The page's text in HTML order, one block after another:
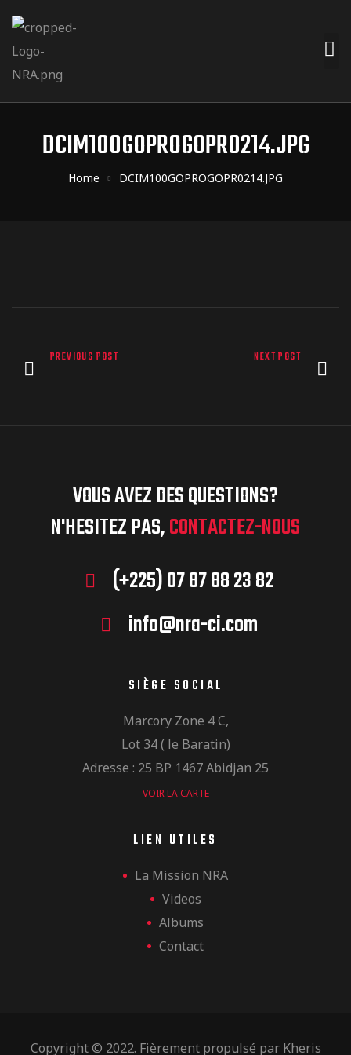
DCIM100GOPROGOPR0214.JPG
Home DCIM100GOPROGOPR0214.JPG
PREVIOUS POST NEXT POST
VOUS AVEZ DES QUESTIONS?
N'HESITEZ PAS,CONTACTEZ-NOUS
(+225) 07 87 88 23 82
info@nra-ci.com
SIÈGE SOCIAL
Marcory Zone 4 C,
Lot 34 ( le Baratin)
Adresse : 25 BP 1467 Abidjan 25
VOIR LA CARTE
LIEN UTILES
La Mission NRA
Videos
Albums
Contact
Copyright © 2022. Fièrement propulsé par Kheris